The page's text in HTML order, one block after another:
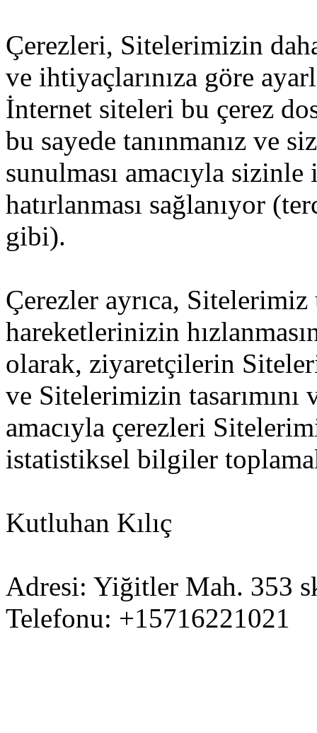
Çerezleri, Sitelerimizin
ve ihtiyaçlarınıza göre
İnternet siteleri bu çerez
bu sayede tanınmanız ve
sunulması amacıyla
hatırlanması sağlanıyor
gibi).
Çerezler ayrıca,
hareketlerinizin
olarak, ziyaretçilerin
ve Sitelerimizin tasarımını
amacıyla çerezleri
istatistiksel bilgiler
Kutluhan Kılıç
Adresi: Yiğitler Mah. 353
Telefonu: +15716221021